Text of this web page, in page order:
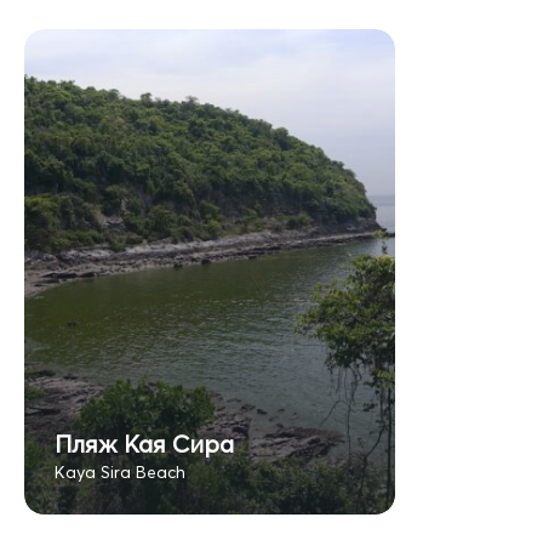
Пляж Кая Сира
Kaya Sira Beach